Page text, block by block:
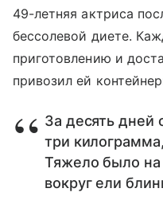
49-летняя актриса
бессолевой диете.
приготовлению и
привозил ей
За десять дней
три
Тяжело было на
вокруг ели